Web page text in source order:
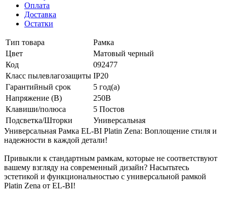
Оплата
Доставка
Остатки
Тип товара
Рамка
Цвет
Матовый черный
Код
092477
Класс пылевлагозащиты IP20
Гарантийный срок
5 год(а)
Напряжение (В)
250В
Клавиши/полюса
5 Постов
Подсветка/Шторки
Универсальная
Универсальная Рамка EL-BI Platin Zena: Воплощение стиля и
надежности в каждой детали!
Привыкли к стандартным рамкам, которые не соответствуют
вашему взгляду на современный дизайн? Насытьтесь
эстетикой и функциональностью с универсальной рамкой
Platin Zena от EL-BI!